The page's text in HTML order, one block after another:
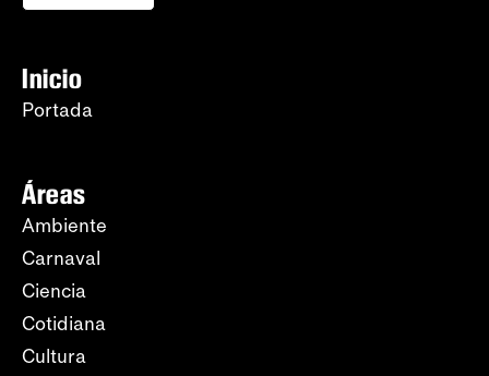
Inicio
Portada
Áreas
Ambiente
Carnaval
Ciencia
Cotidiana
Cultura